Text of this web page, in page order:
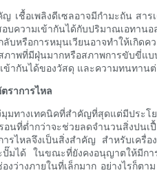
ญ เชื้อเพลิงดีเซลอาจมีกำมะถัน
ความเข้ากันได้กับปริมาณเอทาน
บหรือการหมุนเวียนอาจทำให้เกิ
พที่มีฝุ่นมากหรือสภาพการขับขี่แ
ข้ากันได้ของวัสดุ และความทนทา
ราการไหล
มุมทางเทคนิคที่สำคัญที่สุดแต่มีประ
นที่ต่ำกว่าจะช่วยลดจำนวนสิ่งปน
ารไหลจึงเป็นสิ่งสำคัญ สำหรับเค
มได้ ในขณะที่ยังคงอนุญาตให้มีก
งว่างภายในที่เล็กมาก อย่างไรก็